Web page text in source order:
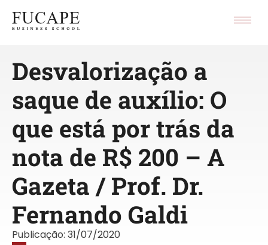
Desvalorização a
saque de auxílio: O
que está por trás da
nota de R$ 200 – A
Gazeta / Prof. Dr.
Fernando Galdi
Publicação: 31/07/2020